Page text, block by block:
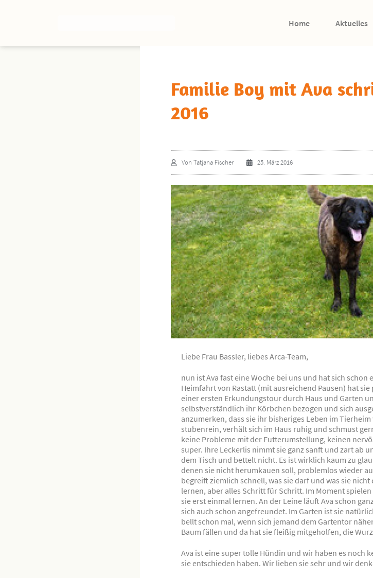
Home Aktuelles
Familie Boy mit Ava
2016
Von Tatjana Fischer 25. März 2016
Liebe Frau Bassler, liebes Arca-Team,
nun ist Ava fast eine Woche bei uns und hat sich
Heimfahrt von Rastatt (mit ausreichend Pausen) hat
einer ersten Erkundungstour durch Haus und Garten
selbstverständlich ihr Körbchen bezogen und sich
anzumerken, dass sie ihr bisheriges Leben im
stubenrein, verhält sich im Haus ruhig und schmust
keine Probleme mit der Futterumstellung, keinen
super. Ihre Leckerlis nimmt sie ganz sanft und zart ab
dem Tisch und bettelt nicht. Es ist wirklich kaum zu
denen sie nicht herumkauen soll, problemlos wieder
begreift ziemlich schnell, was sie darf und was sie
lernen, aber alles Schritt für Schritt. Im Moment
sie erst einmal lernen. An der Leine läuft Ava schon
sich auch schon angefreundet. Im Garten ist sie
bellt schon mal, wenn sich jemand dem Gartentor
Baum fällen und da hat sie fleißig mitgeholfen, die
Ava ist eine super tolle Hündin und wir haben es noch
sie entschieden haben. Wir lieben sie sehr und wir